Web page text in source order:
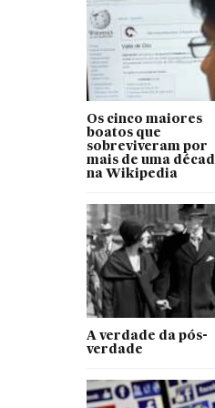
Os cinco maiores
boatos que
sobreviveram por
mais de uma
na Wikipedia
A verdade da pós-
verdade